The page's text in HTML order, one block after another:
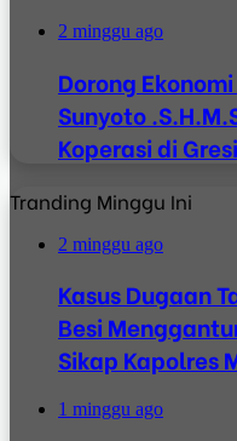
2 minggu ago
Dorong
Sunyoto
Koperasi di
Tranding Minggu Ini
2 minggu ago
Kasus Dugaan
Besi
Sikap Kapolres
1 minggu ago